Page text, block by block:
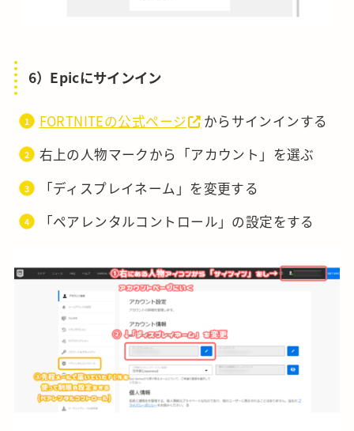
6）Epicにサインイン
FORTNITEの公式ページ
からサインインする
右上の人物マークから「アカウント」を選ぶ
「ディスプレイネーム」を変更する
「ペアレンタルコントロール」の設定をする